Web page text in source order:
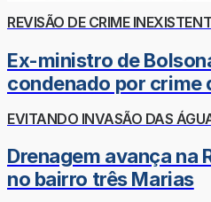
REVISÃO DE CRIME
Ex-ministro de
condenado por crime
EVITANDO INVASÃO DAS
Drenagem avança na
no bairro três Marias